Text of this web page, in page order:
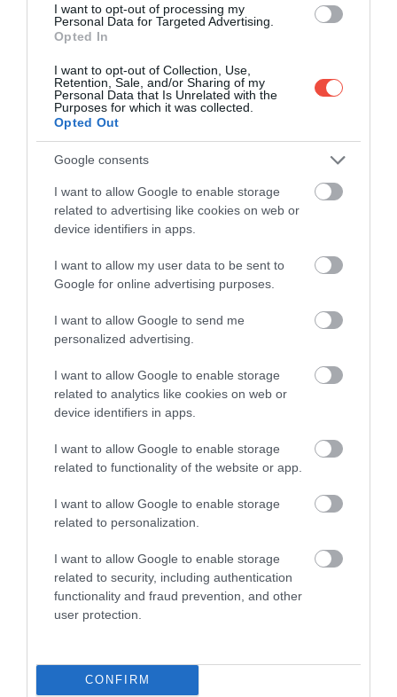
I want to opt-out of processing my
Personal Data for Targeted Advertising.
Opted In
I want to opt-out of Collection, Use,
Retention, Sale, and/or Sharing of my
Personal Data that Is Unrelated with the
Purposes for which it was collected.
Opted Out
Google consents
I want to allow Google to enable storage
related to advertising like cookies on web or
device identifiers in apps.
I want to allow my user data to be sent to
Google for online advertising purposes.
I want to allow Google to send me
personalized advertising.
I want to allow Google to enable storage
related to analytics like cookies on web or
device identifiers in apps.
I want to allow Google to enable storage
related to functionality of the website or app.
I want to allow Google to enable storage
related to personalization.
I want to allow Google to enable storage
related to security, including authentication
functionality and fraud prevention, and other
user protection.
CONFIRM
MAPAMOND
cu cortul în România